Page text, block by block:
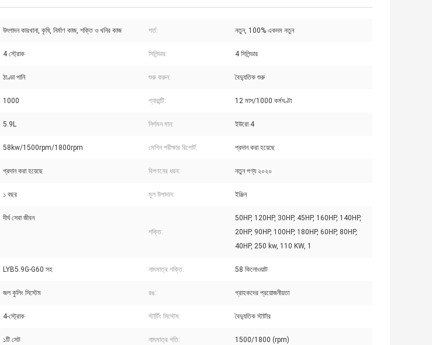
উৎপাদন কারখানা, কৃষি, নির্মাণ কাজ, শক্তি ও খনির কাজ শর্ত: নতুন, 100% একদম নতুন
4 স্ট্রোক সিলিন্ডার: 4 সিলিন্ডার
ঠাণ্ডা পানি শুরু করুন: বৈদ্যুতিক শুরু
1000 গ্যারান্টি: 12 মাস/1000 কর্মঘণ্টা
5.9L নির্গমন মান: ইউরো 4
58kw/1500rpm/1800rpm মেশিন পরীক্ষার রিপোর্ট: প্রদান করা হয়েছে
প্রদান করা হয়েছে বিপণনের ধরন: নতুন পণ্য ২০২০
১ বছর মূল উপাদান: ইঞ্জিন
দীর্ঘ সেবা জীবন
শক্তি:
50HP, 120HP, 30HP, 45HP, 160HP, 140HP,
20HP, 90HP, 100HP, 180HP, 60HP, 80HP,
40HP, 250 kw, 110 KW, 1
LYB5.9G-G60 সহ নামমাত্র শক্তি: 58 কিলোওয়াট
জল কুলিং সিস্টেম রঙ: গ্রাহকদের প্রয়োজনীয়তা
4-স্ট্রোক স্টার্টিং সিস্টেম: বৈদ্যুতিক স্টার্টার
১টি সেট নামমাত্র গতি: 1500/1800 (rpm)